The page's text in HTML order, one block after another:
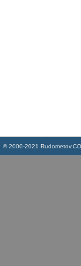
© 2000-2021